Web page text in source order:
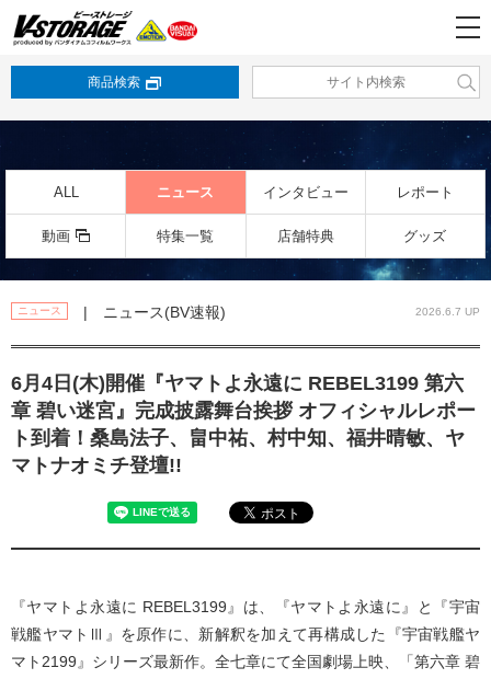
商品検索
ALL ニュース インタビュー レポート
動画 特集一覧 店舗特典 グッズ
ニュース | ニュース(BV速報) 2026.6.7 UP
6月4日(木)開催『ヤマトよ永遠に REBEL3199 第六
章 碧い迷宮』完成披露舞台挨拶 オフィシャルレポー
ト到着！桑島法子、畠中祐、村中知、福井晴敏、ヤ
マトナオミチ登壇!!
『ヤマトよ永遠に REBEL3199』は、『ヤマトよ永遠に』と『宇宙
戦艦ヤマトⅢ』を原作に、新解釈を加えて再構成した『宇宙戦艦ヤ
マト2199』シリーズ最新作。全七章にて全国劇場上映、「第六章 碧